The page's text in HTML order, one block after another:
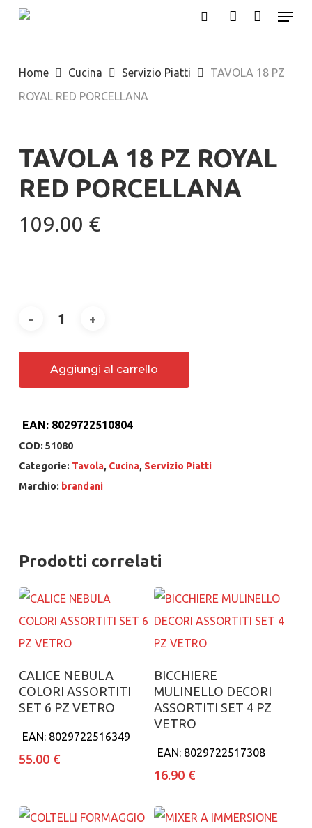
Skip
content
Menu
Home Cucina Servizio Piatti
TAVOLA 18 PZ
ROYAL RED PORCELLANA
TAVOLA 18 PZ ROYAL
RED PORCELLANA
109.00 €
Aggiungi al carrello
EAN: 8029722510804
COD: 51080
Categorie: Tavola, Cucina, Servizio Piatti
Marchio: brandani
Prodotti correlati
Aggiungi al carrello
CALICE NEBULA
COLORI ASSORTITI
SET 6 PZ VETRO
EAN: 8029722516349
55.00 €
Aggiungi al carrello
BICCHIERE
MULINELLO DECORI
ASSORTITI SET 4 PZ
VETRO
EAN: 8029722517308
16.90 €
Menu